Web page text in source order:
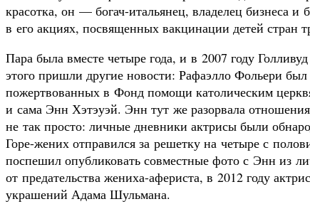
красотка, он — богач-итальянец, владелец бизнеса и
в его акциях, посвященных вакцинации детей стран
Пара была вместе четыре года, и в 2007 году
этого пришли другие новости: Рафаэлло Фольери
пожертвованных в Фонд помощи католическим
и сама Энн Хэтэуэй. Энн тут же разорвала
не так просто: личные дневники актрисы были
Горе-жених отправился за решетку на четыре с
поспешил опубликовать совместные фото с Энн из
от предательства жениха-афериста, в 2012 году
украшений Адама Шульмана.